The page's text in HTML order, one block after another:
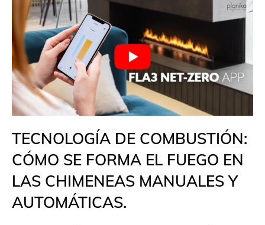
TECNOLOGÍA DE COMBUSTIÓN:
CÓMO SE FORMA EL FUEGO EN
LAS CHIMENEAS MANUALES Y
AUTOMÁTICAS.